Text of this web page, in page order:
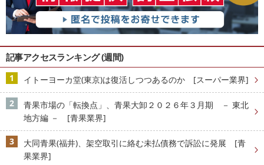
記事アクセスランキング (週間)
イトーヨーカ堂(東京)は復活しつつあるのか [スーパー業界]
青果市場の「転換点」、青果大卸２０２６年３月期 － 東北
地方編 － [青果業界]
大同青果(福井)、架空取引に絡む未払債務で訴訟に発展 [青
果業界]